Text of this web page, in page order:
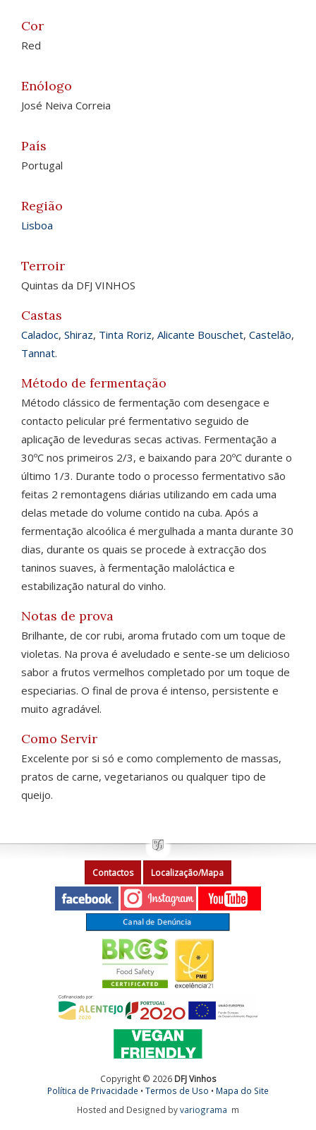
Cor
Red
Enólogo
José Neiva Correia
País
Portugal
Região
Lisboa
Terroir
Quintas da DFJ VINHOS
Castas
Caladoc, Shiraz, Tinta Roriz, Alicante Bouschet, Castelão,
Tannat.
Método de fermentação
Método clássico de fermentação com desengace e
contacto pelicular pré fermentativo seguido de
aplicação de leveduras secas activas. Fermentação a
30ºC nos primeiros 2/3, e baixando para 20ºC durante o
último 1/3. Durante todo o processo fermentativo são
feitas 2 remontagens diárias utilizando em cada uma
delas metade do volume contido na cuba. Após a
fermentação alcoólica é mergulhada a manta durante 30
dias, durante os quais se procede à extracção dos
taninos suaves, à fermentação maloláctica e
estabilização natural do vinho.
Notas de prova
Brilhante, de cor rubi, aroma frutado com um toque de
violetas. Na prova é aveludado e sente-se um delicioso
sabor a frutos vermelhos completado por um toque de
especiarias. O final de prova é intenso, persistente e
muito agradável.
Como Servir
Excelente por si só e como complemento de massas,
pratos de carne, vegetarianos ou qualquer tipo de
queijo.
Contactos Localização/Mapa
Copyright © 2026 DFJ Vinhos
Política de Privacidade •Termos de Uso • Mapa do Site
Hosted and Designed byvariograma m